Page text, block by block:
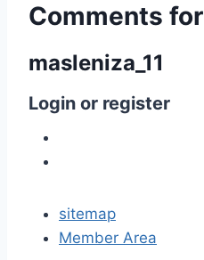
Comments for
masleniza_11
Login or register
sitemap
Member Area